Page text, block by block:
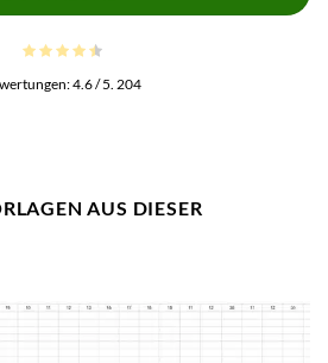
4.6/ 5. 204
AUS DIESER